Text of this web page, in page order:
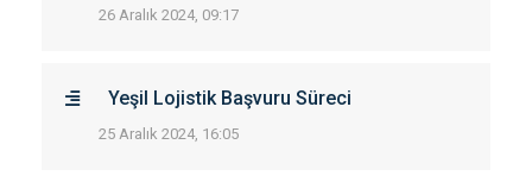
26 Aralık 2024, 09:17
Yeşil Lojistik Başvuru Süreci
25 Aralık 2024, 16:05